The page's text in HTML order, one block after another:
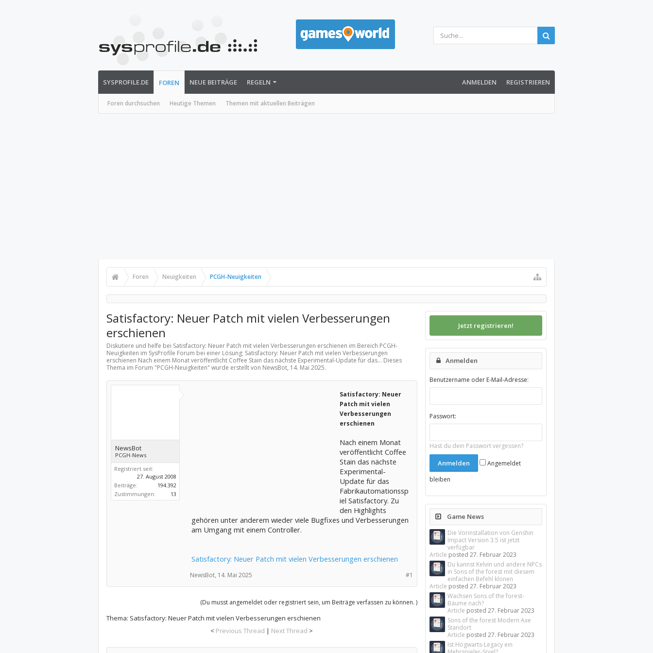
SYSPROFILE.DE FOREN
Foren durchsuchen Heutige Themen Themen mit aktuellen Beiträgen
NEUE BEITRÄGE REGELN ANMELDEN REGISTRIEREN
Foren Neuigkeiten PCGH-Neuigkeiten
Satisfactory: Neuer Patch mit vielen Verbesserungen
erschienen
Diskutiere und helfe bei Satisfactory: Neuer Patch mit vielen Verbesserungen erschienen im Bereich PCGH-
Neuigkeiten im SysProfile Forum bei einer Lösung; Satisfactory: Neuer Patch mit vielen Verbesserungen
erschienen Nach einem Monat veröffentlicht Coffee Stain das nächste Experimental-Update für das... Dieses
Thema im Forum "PCGH-Neuigkeiten" wurde erstellt von NewsBot, 14. Mai 2025.
NewsBot
PCGH-News
Registriert seit:
27. August 2008
Beiträge:
194.392
Zustimmungen:
13
Satisfactory: Neuer
Patch mit vielen
Verbesserungen
erschienen
Nach einem Monat
veröffentlicht Coffee
Stain das nächste
Experimental-
Update für das
Fabrikautomationssp
iel Satisfactory. Zu
den Highlights
gehören unter anderem wieder viele Bugfixes und Verbesserungen
am Umgang mit einem Controller.
Satisfactory: Neuer Patch mit vielen Verbesserungen erschienen
#1
NewsBot, 14. Mai 2025
(Du musst angemeldet oder registriert sein, um Beiträge verfassen zu können. )
Thema: Satisfactory: Neuer Patch mit vielen Verbesserungen erschienen
< Previous Thread | Next Thread >
Jetzt registrieren!
Anmelden
Benutzername oder E-Mail-Adresse:
Passwort:
Hast du dein Passwort vergessen?
Angemeldet
bleiben
Game News
Die Vorinstallation von Genshin
Impact Version 3.5 ist jetzt
verfügbar
Article posted27. Februar 2023
Du kannst Kelvin und andere NPCs
in Sons of the forest mit diesem
einfachen Befehl klonen
Article posted27. Februar 2023
Wachsen Sons of the forest-
Bäume nach?
Article posted27. Februar 2023
Sons of the forest Modern Axe
Standort
Article posted27. Februar 2023
Ist Hogwarts-Legacy ein